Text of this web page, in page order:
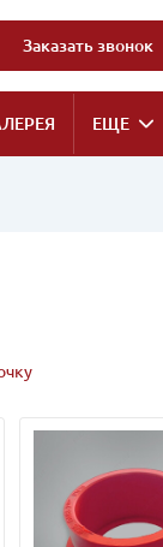
Заказать звонок
ЕЩЕ